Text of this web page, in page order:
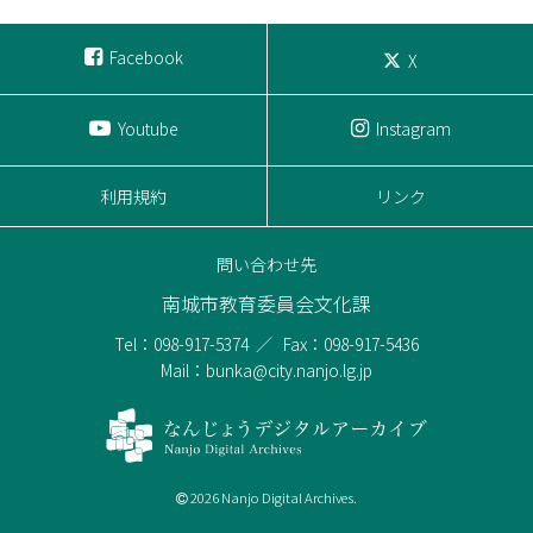
Facebook X
Youtube Instagram
利用規約 リンク
問い合わせ先
南城市教育委員会文化課
Tel：098-917-5374
Fax：098-917-5436
Mail：bunka@city.nanjo.lg.jp
2026 Nanjo Digital Archives.